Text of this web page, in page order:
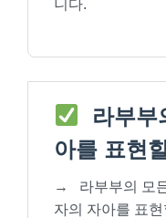
니다.
라부부
아를 표현
→
라부부의 모
자의 자아를 표